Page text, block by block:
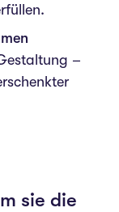
–
sie die